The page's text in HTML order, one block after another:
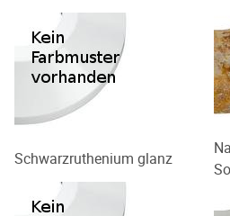
Schwarzruthenium glanz